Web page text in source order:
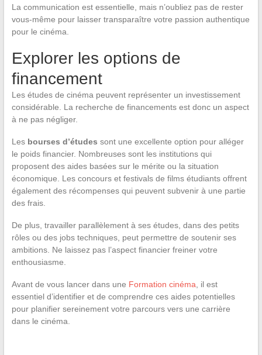
La communication est essentielle, mais n’oubliez pas de rester
vous-même pour laisser transparaître votre passion authentique
pour le cinéma.
Explorer les options de
financement
Les études de cinéma peuvent représenter un investissement
considérable. La recherche de financements est donc un aspect
à ne pas négliger.
Les bourses d’études sont une excellente option pour alléger
le poids financier. Nombreuses sont les institutions qui
proposent des aides basées sur le mérite ou la situation
économique. Les concours et festivals de films étudiants offrent
également des récompenses qui peuvent subvenir à une partie
des frais.
De plus, travailler parallèlement à ses études, dans des petits
rôles ou des jobs techniques, peut permettre de soutenir ses
ambitions. Ne laissez pas l’aspect financier freiner votre
enthousiasme.
Avant de vous lancer dans une Formation cinéma , il est
essentiel d’identifier et de comprendre ces aides potentielles
pour planifier sereinement votre parcours vers une carrière
dans le cinéma.